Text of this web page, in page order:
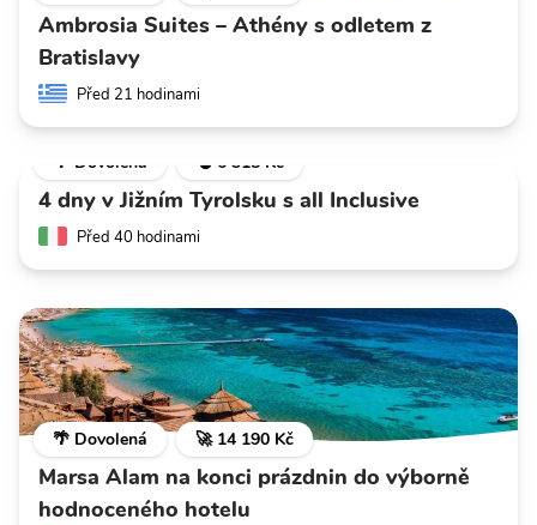
Ambrosia Suites – Athény s odletem z
Bratislavy
Před 21 hodinami
🌴 Dovolená 💣 6 318 Kč
4 dny v Jižním Tyrolsku s all Inclusive
Před 40 hodinami
🌴 Dovolená 🚀 14 190 Kč
Marsa Alam na konci prázdnin do výborně
hodnoceného hotelu